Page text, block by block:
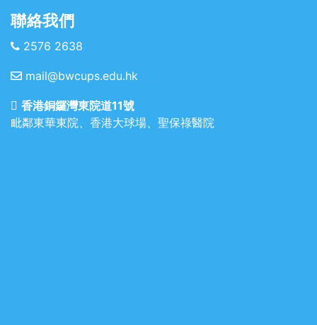
聯絡我們
2576 2638
mail@bwcups.edu.hk
香港銅鑼灣東院道11號
毗鄰東華東院、香港大球場、聖保祿醫院